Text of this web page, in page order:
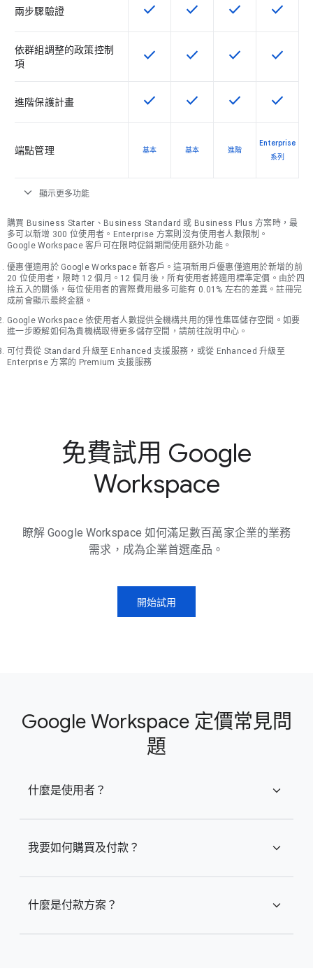
兩步驟驗證 這項功能適用於該 SKU
check 這項功能適用於該 SKU
check 這項功能適用於
check 這項功
check
依群組調整的政策控制
項
這項功能適用於該 SKU
check 這項功能適用於該 SKU
check 這項功能適用於
check 這項功
check
進階保護計畫 這項功能適用於該 SKU
check 這項功能適用於該 SKU
check 這項功能適用於
check 這項功
check
端點管理 基本 基本 進階
Enterprise
系列
expand_more 顯示更多功能
購買 Business Starter、Business Standard 或 Business Plus 方案時，最
多可以新增 300 位使用者。Enterprise 方案則沒有使用者人數限制。
Google Workspace 客戶可在限時促銷期間使用額外功能。
優惠僅適用於 Google Workspace 新客戶。這項新用戶優惠僅適用於新增的前
20 位使用者，限時 12 個月。12 個月後，所有使用者將適用標準定價。由於四
捨五入的關係，每位使用者的實際費用最多可能有 0.01% 左右的差異。註冊完
成前會顯示最終金額。
Google Workspace 依使用者人數提供全機構共用的彈性集區儲存空間。如要
進一步瞭解如何為貴機構取得更多儲存空間，請前往說明中心。
可付費從 Standard 升級至 Enhanced 支援服務，或從 Enhanced 升級至
Enterprise 方案的 Premium 支援服務
免費試用 Google
Workspace
瞭解 Google Workspace 如何滿足數百萬家企業的業務
需求，成為企業首選產品。
開始試用
Google Workspace 定價常見問
題
什麼是使用者？ expand_more
我要如何購買及付款？ expand_more
什麼是付款方案？ expand_more